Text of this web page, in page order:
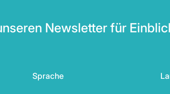
Newsletter für
Sprache